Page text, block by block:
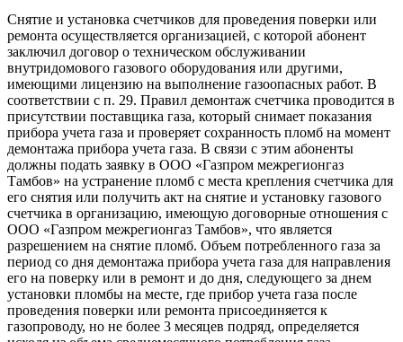
Снятие и установка счетчиков для проведения поверки или
ремонта осуществляется организацией, с которой абонент
заключил договор о техническом обслуживании
внутридомового газового оборудования или другими,
имеющими лицензию на выполнение газоопасных работ. В
соответствии с п. 29. Правил демонтаж счетчика проводится в
присутствии поставщика газа, который снимает показания
прибора учета газа и проверяет сохранность пломб на момент
демонтажа прибора учета газа. В связи с этим абоненты
должны подать заявку в ООО «Газпром межрегионгаз
Тамбов» на устранение пломб с места крепления счетчика для
его снятия или получить акт на снятие и установку газового
счетчика в организацию, имеющую договорные отношения с
ООО «Газпром межрегионгаз Тамбов», что является
разрешением на снятие пломб. Объем потребленного газа за
период со дня демонтажа прибора учета газа для направления
его на поверку или в ремонт и до дня, следующего за днем
установки пломбы на месте, где прибор учета газа после
проведения поверки или ремонта присоединяется к
газопроводу, но не более 3 месяцев подряд, определяется